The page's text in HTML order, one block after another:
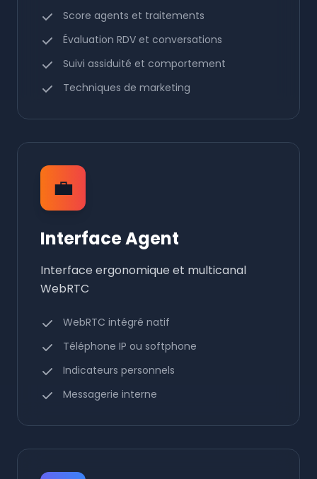
Score agents et traitements
Évaluation RDV et conversations
Suivi assiduité et comportement
Techniques de marketing
💼
Interface Agent
Interface ergonomique et multicanal
WebRTC
WebRTC intégré natif
Téléphone IP ou softphone
Indicateurs personnels
Messagerie interne